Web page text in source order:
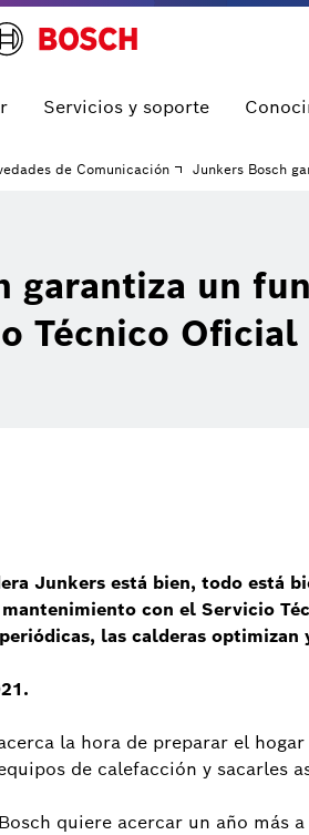
Servicios y soporte
de Comunicación Junkers Bosch
garantiza un
Técnico Oficial
Junkers está bien, todo está
con el Servicio
las calderas
la hora de preparar el
de calefacción y sacarles
quiere acercar un año más